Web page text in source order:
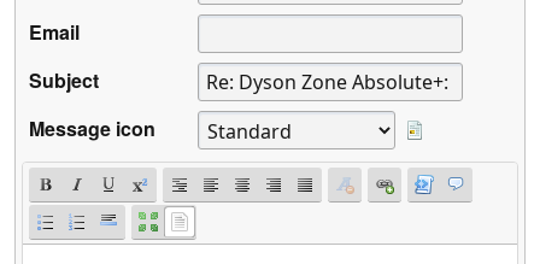
Email
Subject
Message icon